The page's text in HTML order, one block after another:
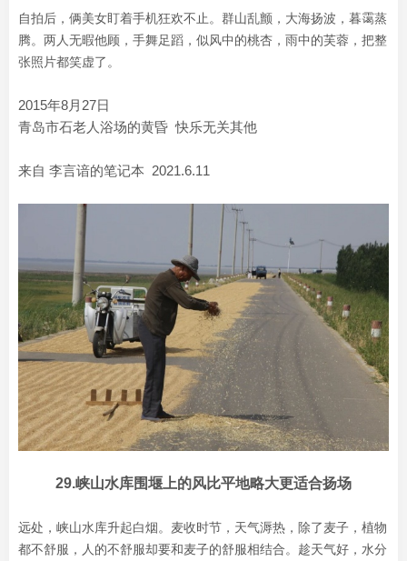
自拍后，俩美女盯着手机狂欢不止。群山乱颤，大海扬波，暮霭蒸
腾。两人无暇他顾，手舞足蹈，似风中的桃杏，雨中的芙蓉，把整
张照片都笑虚了。
2015年8月27日
青岛市石老人浴场的黄昏 快乐无关其他
来自 李言谙的笔记本 2021.6.11
29.峡山水库围堰上的风比平地略大更适合扬场
远处，峡山水库升起白烟。麦收时节，天气溽热，除了麦子，植物
都不舒服，人的不舒服却要和麦子的舒服相结合。趁天气好，水分